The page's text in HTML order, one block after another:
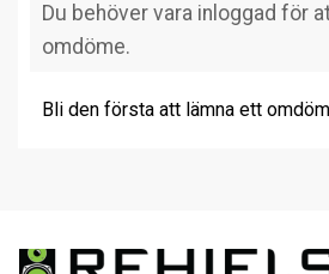
Bli den första att lämna ett